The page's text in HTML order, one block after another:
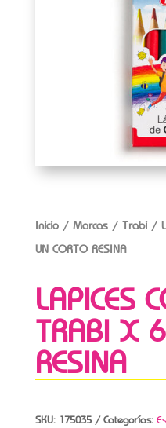
Inicio/ Marcas/ Trabi/
UN CORTO RESINA
LAPICES
TRABI X
RESINA
SKU: 175035 Categorías: